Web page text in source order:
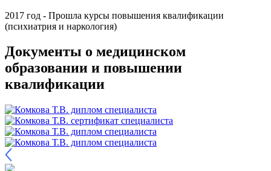
2017 год - Прошла курсы повышения квалификации
(психиатрия и наркология)
Документы о медицинском
образовании и повышении
квалификации